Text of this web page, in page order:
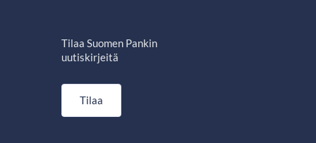
Tilaa Suomen Pankin
uutiskirjeitä
Tilaa